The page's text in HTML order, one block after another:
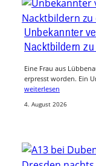
Unbekannter
Nacktbildern
Eine Frau aus
erpresst worden. Ein
weiterlesen
4. August 2026